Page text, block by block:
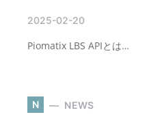
2025-02-20
Piomatix LBS APIとは…
N NEWS